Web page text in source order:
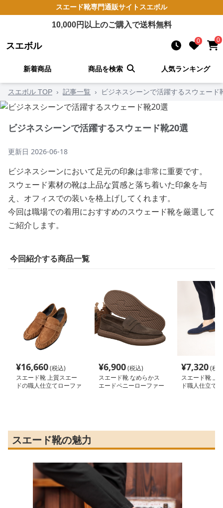
スエード靴専門通販サイト スエボル
10,000円以上のご購入で送料無料
スエボル 0 0
新着商品 商品を検索 人気ランキング
スエボル TOP › 記事一覧 › ビジネスシーンで活躍するスウェード
ビジネスシーンで活躍するスウェード靴20選
更新日 2026-06-18
ビジネスシーンにおいて足元の印象は非常に重要です。
スウェード素材の靴は上品な質感と落ち着いた印象を与
え、オフィスでの装いを格上げしてくれます。
今回は職場での着用におすすめのスウェード靴を厳選して
ご紹介します。
今回紹介する商品一覧
¥16,660(税込)
スエード靴 上質スエー
ドの職人仕立てローファ
¥6,900(税込)
スエード靴 なめらかス
エードペニーローファー
¥7,320(税
スエード靴 上
ド職人仕立て
スエード靴の魅力